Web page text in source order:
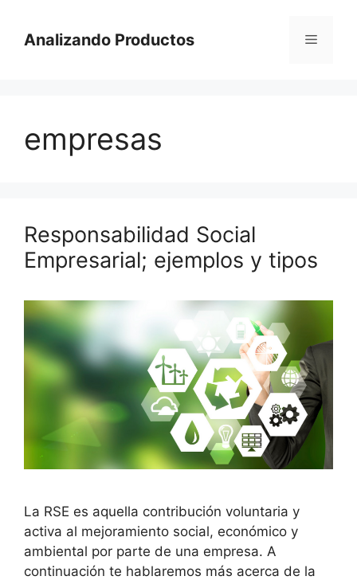
contenido
Analizando Productos Menú
empresas
Responsabilidad Social
Empresarial; ejemplos y tipos
La RSE es aquella contribución voluntaria y
activa al mejoramiento social, económico y
ambiental por parte de una empresa. A
continuación te hablaremos más acerca de la